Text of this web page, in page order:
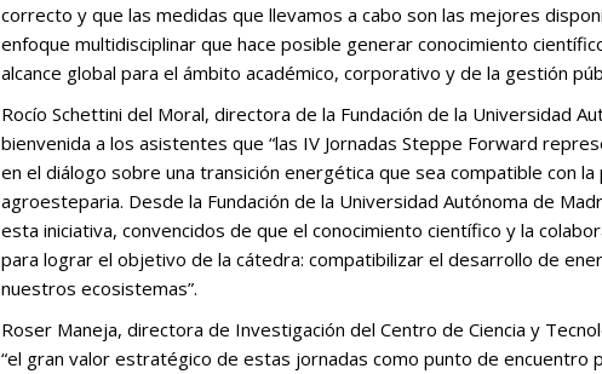
correcto y que las medidas que llevamos a cabo son las mejores
enfoque multidisciplinar que hace posible generar conocimiento
alcance global para el ámbito académico, corporativo y de la gestión
Rocío Schettini del Moral, directora de la Fundación de la Universidad
bienvenida a los asistentes que “las IV Jornadas Steppe Forward
en el diálogo sobre una transición energética que sea compatible con
agroesteparia. Desde la Fundación de la Universidad Autónoma de
esta iniciativa, convencidos de que el conocimiento científico y la
para lograr el objetivo de la cátedra: compatibilizar el desarrollo de
nuestros ecosistemas”.
Roser Maneja, directora de Investigación del Centro de Ciencia y
“el gran valor estratégico de estas jornadas como punto de encuentro